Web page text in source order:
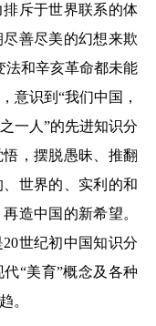
斥于世界联系的体
善尽美的幻想来欺
法和辛亥革命都未能
意识到“我们中国，
一人”的先进知识分
，摆脱愚昧、推翻
世界的、实利的和
造中国的新希望。
世纪初中国知识分
“美育”概念及各种
。